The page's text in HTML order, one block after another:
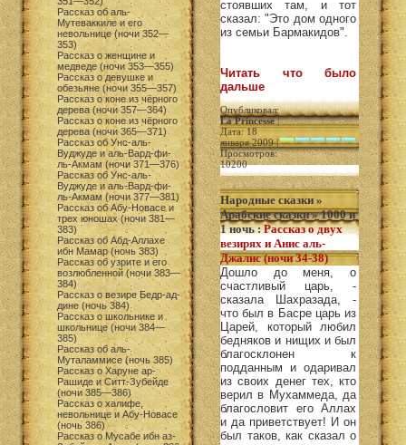
Рассказ об аль-
Мутеваккиле и его
невольнице (ночи 352—
353)
Рассказ о женщине и
медведе (ночи 353—355)
Рассказ о девушке и
обезьяне (ночи 355—357)
Рассказ о коне из чёрного
дерева (ночи 357—364)
Рассказ о коне из чёрного
дерева (ночи 365—371)
Рассказ об Унс-аль-
Вуджуде и аль-Вард-фи-
ль-Акмам (ночи 371—376)
Рассказ об Унс-аль-
Вуджуде и аль-Вард-фи-
ль-Акмам (ночи 377—381)
Рассказ об Абу-Новасе и
трех юношах (ночи 381—
383)
Рассказ об Абд-Аллахе
ибн Мамар (ночь 383)
Рассказ об узрите и его
возлюбленной (ночи 383—
384)
Рассказ о везире Бедр-ад-
дине (ночь 384)
Рассказ о школьнике и
школьнице (ночи 384—
385)
Рассказ об аль-
Муталаммисе (ночь 385)
Рассказ о Харуне ар-
Рашиде и Ситт-Зубейде
(ночи 385—386)
Рассказ о халифе,
невольнице и Абу-Новасе
(ночь 386)
Рассказ о Мусабе ибн аз-
стоявших там, и тот
сказал: "Это дом одного
из семьи Бармакидов".
Читать что было
дальше
Опубликовал:
La Princesse|
Дата: 18
января 2009 |
Просмотров:
10200
Народные сказки »
Арабские сказки»1000 и
1 ночь:Рассказ о двух
везирях и Анис аль-
Джалис (ночи 34-38)
Дошло до меня, о
счастливый царь, -
сказала Шахразада, -
что был в Басре царь из
Царей, который любил
бедняков и нищих и был
благосклонен к
подданным и одаривал
из своих денег тех, кто
верил в Мухаммеда, да
благословит его Аллах
и да приветствует! И он
был таков, как сказал о